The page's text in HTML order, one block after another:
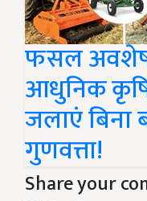
फसल अवशेष
आधुनिक कृषि
जलाएं बिना
गुणवत्ता!
Share your